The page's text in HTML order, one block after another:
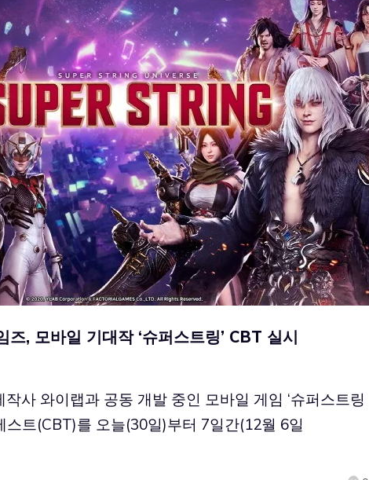
, 모바일 기대작 ‘슈퍼스트링’ CBT 실시
사 와이랩과 공동 개발 중인 모바일 게임 ‘슈퍼스트링
스트(CBT)를 오늘(30일)부터 7일간(12월 6일